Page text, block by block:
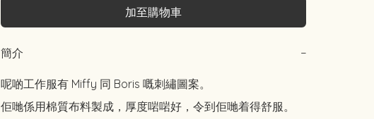
加至購物車
簡介 −
呢啲工作服有 Miffy 同 Boris 嘅刺繡圖案。
佢哋係用棉質布料製成，厚度啱啱好，令到佢哋着得舒服。